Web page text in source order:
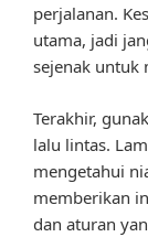
perjalanan.
utama, jadi
sejenak untuk
Terakhir,
lalu lintas.
mengetahui
memberikan
dan aturan